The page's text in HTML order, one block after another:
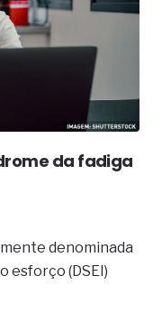
da fadiga
denominada
esforço (DSEI)